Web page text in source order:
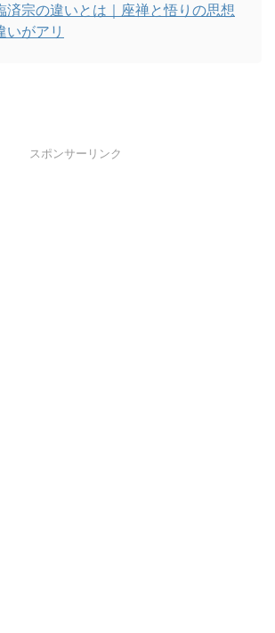
済宗の違いとは｜座禅と悟りの思想
いがアリ
スポンサーリンク